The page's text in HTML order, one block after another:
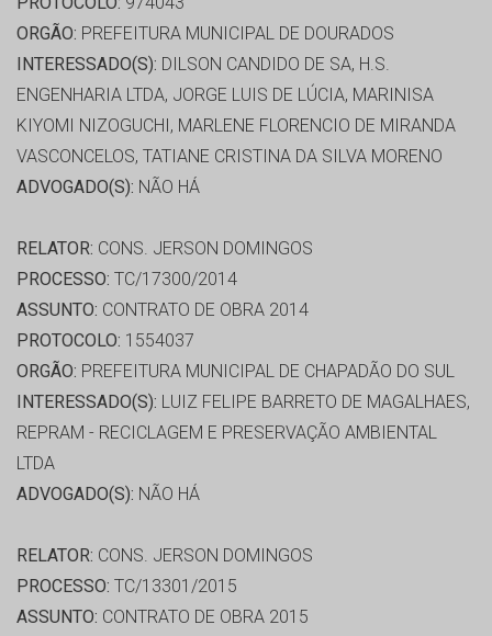
ORGÃO: PREFEITURA MUNICIPAL DE DOURADOS
INTERESSADO(S): DILSON CANDIDO DE SA, H.S.
ENGENHARIA LTDA, JORGE LUIS DE LÚCIA, MARINISA
KIYOMI NIZOGUCHI, MARLENE FLORENCIO DE MIRANDA
VASCONCELOS, TATIANE CRISTINA DA SILVA MORENO
ADVOGADO(S): NÃO HÁ
RELATOR: CONS. JERSON DOMINGOS
PROCESSO: TC/17300/2014
ASSUNTO: CONTRATO DE OBRA 2014
PROTOCOLO: 1554037
ORGÃO: PREFEITURA MUNICIPAL DE CHAPADÃO DO SUL
INTERESSADO(S): LUIZ FELIPE BARRETO DE MAGALHAES,
REPRAM - RECICLAGEM E PRESERVAÇÃO AMBIENTAL
LTDA
ADVOGADO(S): NÃO HÁ
RELATOR: CONS. JERSON DOMINGOS
PROCESSO: TC/13301/2015
ASSUNTO: CONTRATO DE OBRA 2015